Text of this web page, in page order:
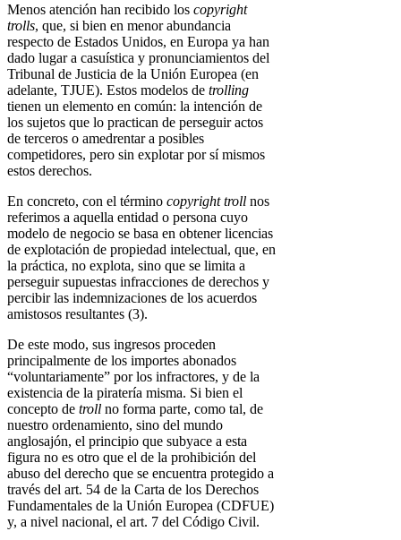
Menos atención han recibido los copyright
trolls, que, si bien en menor abundancia
respecto de Estados Unidos, en Europa ya han
dado lugar a casuística y pronunciamientos del
Tribunal de Justicia de la Unión Europea (en
adelante, TJUE). Estos modelos de trolling
tienen un elemento en común: la intención de
los sujetos que lo practican de perseguir actos
de terceros o amedrentar a posibles
competidores, pero sin explotar por sí mismos
estos derechos.
En concreto, con el término copyright troll nos
referimos a aquella entidad o persona cuyo
modelo de negocio se basa en obtener licencias
de explotación de propiedad intelectual, que, en
la práctica, no explota, sino que se limita a
perseguir supuestas infracciones de derechos y
percibir las indemnizaciones de los acuerdos
amistosos resultantes (3).
De este modo, sus ingresos proceden
principalmente de los importes abonados
“voluntariamente” por los infractores, y de la
existencia de la piratería misma. Si bien el
concepto de troll no forma parte, como tal, de
nuestro ordenamiento, sino del mundo
anglosajón, el principio que subyace a esta
figura no es otro que el de la prohibición del
abuso del derecho que se encuentra protegido a
través del art. 54 de la Carta de los Derechos
Fundamentales de la Unión Europea (CDFUE)
y, a nivel nacional, el art. 7 del Código Civil.